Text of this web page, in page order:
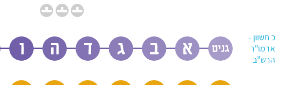
כ חשוון -
אדמו"ר
הרש"ב